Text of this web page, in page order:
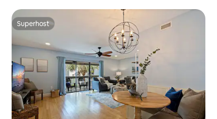
Superhost
Superhost